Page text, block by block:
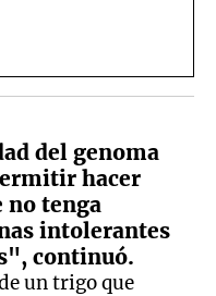
del genoma
hacer
no tenga
intolerantes
continuó.
un trigo que